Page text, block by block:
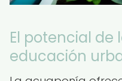
El potencial de
educación